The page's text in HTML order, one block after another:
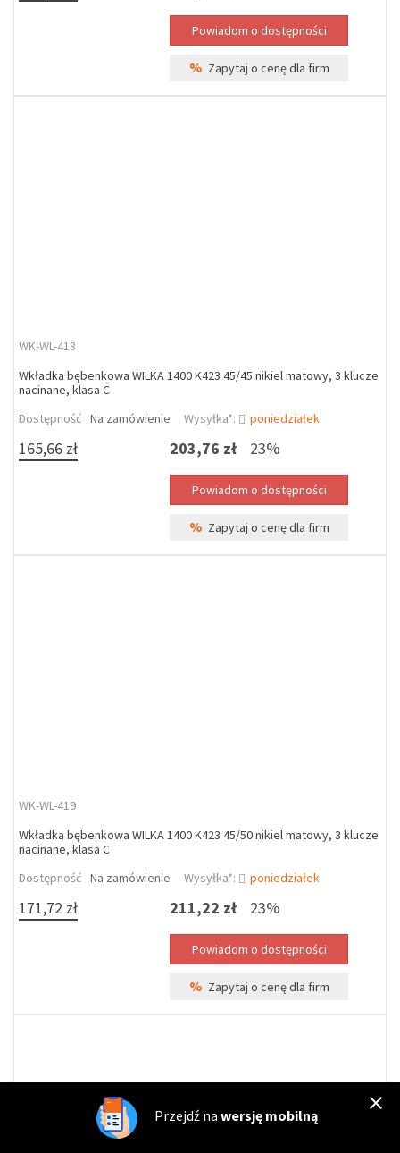
% Zapytaj o cenę dla firm
WK-WL-418
Wkładka bębenkowa WILKA 1400 K423 45/45 nikiel matowy, 3 klucze
nacinane, klasa C
Dostępność Na zamówienie Wysyłka*: poniedziałek
165,66 zł 203,76 zł 23%
% Zapytaj o cenę dla firm
WK-WL-419
Wkładka bębenkowa WILKA 1400 K423 45/50 nikiel matowy, 3 klucze
nacinane, klasa C
Dostępność Na zamówienie Wysyłka*: poniedziałek
171,72 zł 211,22 zł 23%
% Zapytaj o cenę dla firm
Przejdź na wersję mobilną